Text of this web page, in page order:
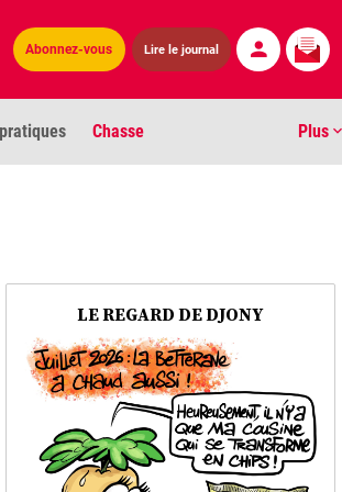
Abonnez-vous Lire le journal
Chasse Plus
Biocarburants
Environnement
Vidéos
Contact
LE REGARD DE DJONY